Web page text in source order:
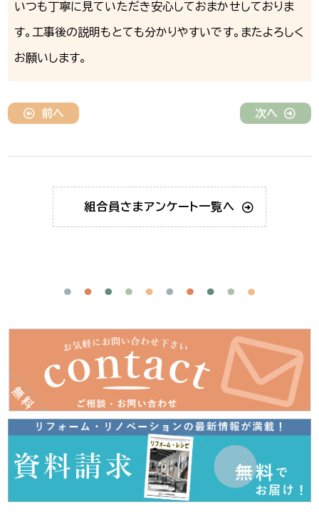
いつも丁寧に見ていただき安心しておまかせしておりま
す。工事後の説明もとても分かりやすいです。またよろしく
お願いします。
前へ 次へ
組合員さまアンケート一覧へ